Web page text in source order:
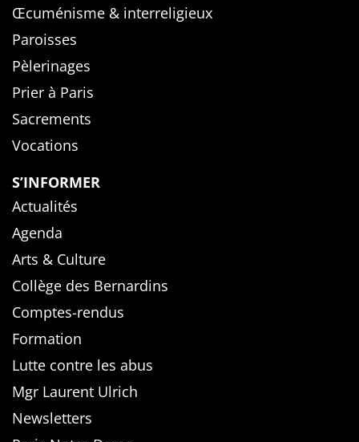
Œcuménisme & interreligieux
Paroisses
Pèlerinages
Prier à Paris
Sacrements
Vocations
S’INFORMER
Actualités
Agenda
Arts & Culture
Collège des Bernardins
Comptes-rendus
Formation
Lutte contre les abus
Mgr Laurent Ulrich
Newsletters